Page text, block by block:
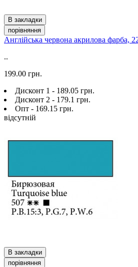
В закладки
порівняння
Англійська червона акрилова фарба,
..
199.00 грн.
Дисконт 1 - 189.05 грн.
Дисконт 2 - 179.1 грн.
Опт - 169.15 грн.
відсутній
В закладки
порівняння